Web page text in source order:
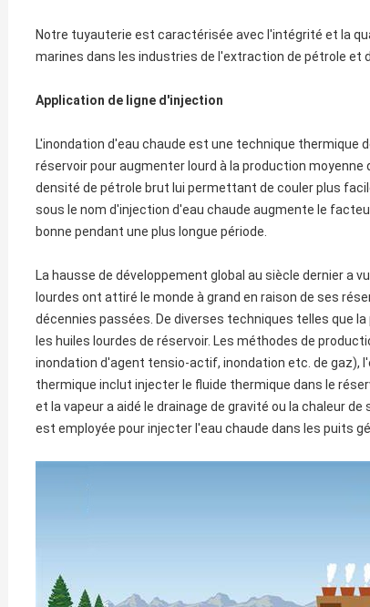
Notre tuyauterie est caractérisée avec l'intégrité et la
marines dans les industries de l'extraction de pétrole et
Application de ligne d'injection
L'inondation d'eau chaude est une technique thermique
réservoir pour augmenter lourd à la production
densité de pétrole brut lui permettant de couler plus
sous le nom d'injection d'eau chaude augmente le
bonne pendant une plus longue période.
La hausse de développement global au siècle dernier a
lourdes ont attiré le monde à grand en raison de ses
décennies passées. De diverses techniques telles que
les huiles lourdes de réservoir. Les méthodes de
inondation d'agent tensio-actif, inondation etc. de gaz),
thermique inclut injecter le fluide thermique dans le
et la vapeur a aidé le drainage de gravité ou la chaleur
est employée pour injecter l'eau chaude dans les puits